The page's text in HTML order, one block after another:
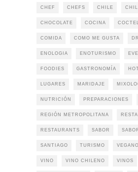
CHEF CHEFS CHILE
CHOCOLATE COCINA
COMIDA COMO ME GUSTA
ENOLOGIA ENOTURISMO
FOODIES GASTRONOMÍA
LUGARES MARIDAJE
NUTRICIÓN PREPARACIONES
REGIÓN METROPOLITANA
RESTAURANTS SABOR
SANTIAGO TURISMO VEGANO
VINO VINO CHILENO VINOS